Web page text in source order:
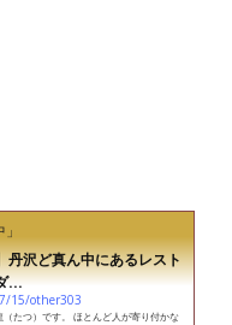
丹沢ど真ん中にあるレスト
...
15/other303
たつ）です。 ほとんど人が寄り付かな